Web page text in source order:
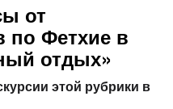
от
по Фетхие в
отдых»
этой рубрики в